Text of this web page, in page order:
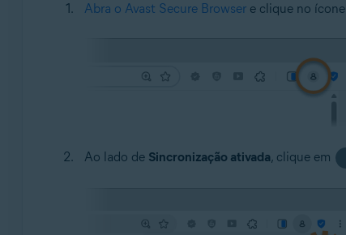
Abra o Avast Secure Browsere clique no ícone
Ao lado de Sincronização ativada, clique em